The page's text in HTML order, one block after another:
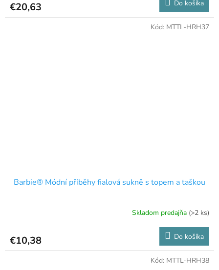
€20,63 Do košíka
Barbie® Módní příběhy fialová sukně s topem a taškou
Skladom predajňa (>2 ks)
€10,38 Do košíka
Kód: MTTL-HRH37
Kód: MTTL-HRH38